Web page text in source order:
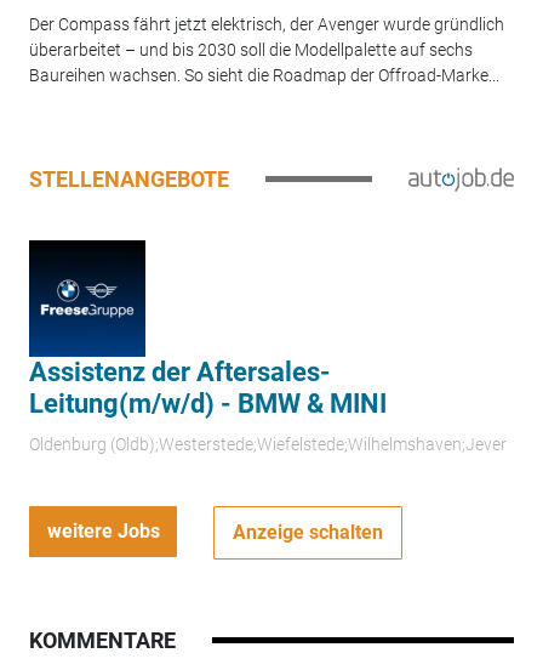
Der Compass fährt jetzt elektrisch, der Avenger wurde gründlich
überarbeitet – und bis 2030 soll die Modellpalette auf sechs
Baureihen wachsen. So sieht die Roadmap der Offroad-Marke...
STELLENANGEBOTE
Assistenz der Aftersales-
Leitung(m/w/d) - BMW & MINI
Oldenburg (Oldb);Westerstede;Wiefelstede;Wilhelmshaven;Jever
weitere Jobs Anzeige schalten
KOMMENTARE